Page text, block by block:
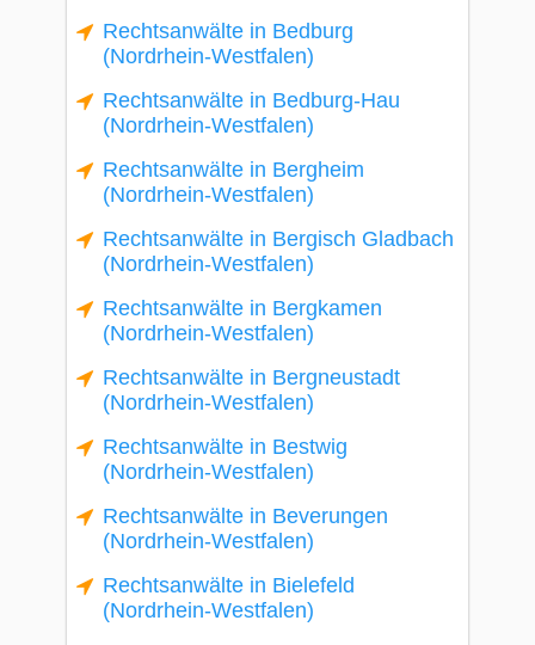
Rechtsanwälte in Bedburg
(Nordrhein-Westfalen)
Rechtsanwälte in Bedburg-Hau
(Nordrhein-Westfalen)
Rechtsanwälte in Bergheim
(Nordrhein-Westfalen)
Rechtsanwälte in Bergisch Gladbach
(Nordrhein-Westfalen)
Rechtsanwälte in Bergkamen
(Nordrhein-Westfalen)
Rechtsanwälte in Bergneustadt
(Nordrhein-Westfalen)
Rechtsanwälte in Bestwig
(Nordrhein-Westfalen)
Rechtsanwälte in Beverungen
(Nordrhein-Westfalen)
Rechtsanwälte in Bielefeld
(Nordrhein-Westfalen)